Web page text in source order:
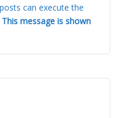
can execute the
This message is shown